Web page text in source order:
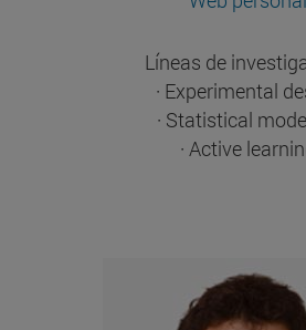
Líneas de
· Experimental
· Statistical
· Active